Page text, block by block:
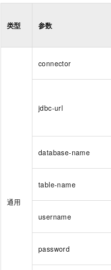
类型 参数
通用
connector
jdbc-url
database-name
table-name
username
password